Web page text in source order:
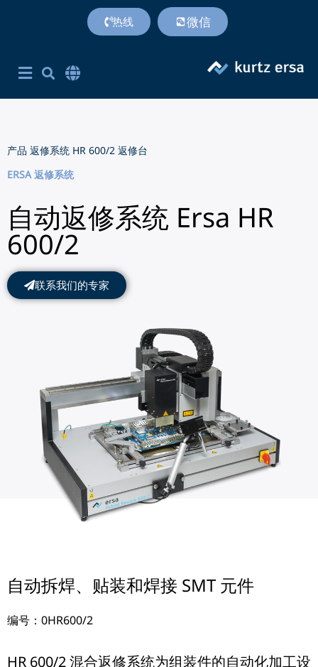
热线 微信
产品 返修系统 HR 600/2 返修台
ERSA 返修系统
自动返修系统 Ersa HR
600/2
联系我们的专家
自动拆焊、贴装和焊接 SMT 元件
编号：0HR600/2
HR 600/2 混合返修系统为组装件的自动化加工设